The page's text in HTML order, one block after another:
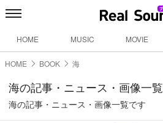
HOME MUSIC MOVIE
HOME BOOK 海
海の記事・ニュース・画像一覧
海の記事・ニュース・画像一覧です